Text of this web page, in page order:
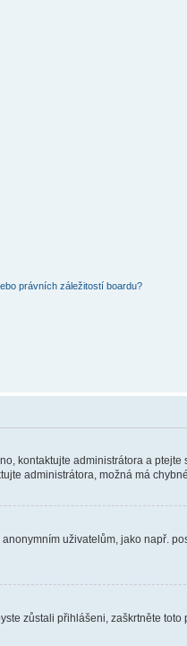
právních záležitostí boardu?
kontaktujte administrátora a ptejte
administrátora, možná má chybné
uživatelům, jako např.
zůstali přihlášeni, zaškrtněte toto